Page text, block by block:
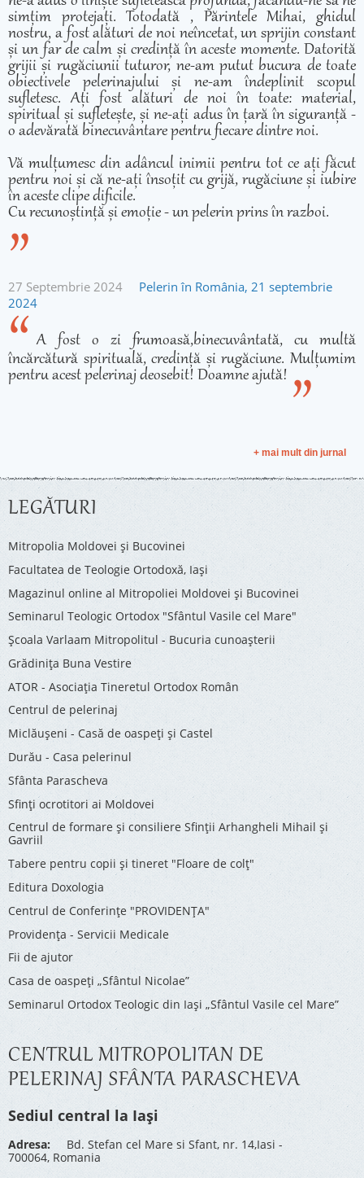
simțim protejați. Totodată , Părintele Mihai, ghidul
nostru, a fost alături de noi neîncetat, un sprijin constant
și un far de calm și credință în aceste momente. Datorită
grijii și rugăciunii tuturor, ne-am putut bucura de toate
obiectivele pelerinajului și ne-am îndeplinit scopul
sufletesc. Ați fost alături de noi în toate: material,
spiritual și sufletește, și ne-ați adus în țară în siguranță -
o adevărată binecuvântare pentru fiecare dintre noi.
Vă mulțumesc din adâncul inimii pentru tot ce ați făcut
pentru noi și că ne-ați însoțit cu grijă, rugăciune și iubire
în aceste clipe dificile.
Cu recunoștință și emoție - un pelerin prins în razboi.
27 Septembrie 2024
Pelerin în România, 21 septembrie
2024
A fost o zi frumoasă,binecuvântată, cu multă
încărcătură spirituală, credință și rugăciune. Mulțumim
pentru acest pelerinaj deosebit! Doamne ajută!
+ mai mult din jurnal
LEGĂTURI
Mitropolia Moldovei și Bucovinei
Facultatea de Teologie Ortodoxă, Iaşi
Magazinul online al Mitropoliei Moldovei și Bucovinei
Seminarul Teologic Ortodox "Sfântul Vasile cel Mare"
Şcoala Varlaam Mitropolitul - Bucuria cunoaşterii
Grădinița Buna Vestire
ATOR - Asociaţia Tineretul Ortodox Român
Centrul de pelerinaj
Miclăușeni - Casă de oaspeţi şi Castel
Durău - Casa pelerinul
Sfânta Parascheva
Sfinți ocrotitori ai Moldovei
Centrul de formare și consiliere Sfinții Arhangheli Mihail și
Gavriil
Tabere pentru copii şi tineret "Floare de colţ"
Editura Doxologia
Centrul de Conferinţe "PROVIDENŢA"
Providenţa - Servicii Medicale
Fii de ajutor
Casa de oaspeți „Sfântul Nicolae”
Seminarul Ortodox Teologic din Iași „Sfântul Vasile cel Mare”
CENTRUL MITROPOLITAN DE
PELERINAJ SFÂNTA PARASCHEVA
Sediul central la Iași
Adresa: Bd. Stefan cel Mare si Sfant, nr. 14,Iasi -
700064, Romania